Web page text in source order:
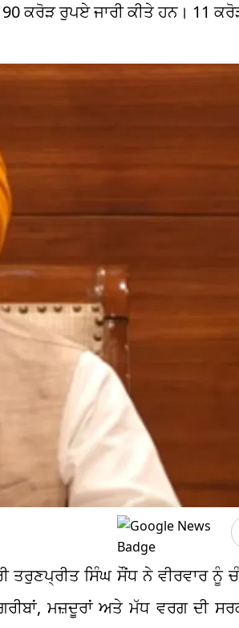
ਕਰੋੜ ਰੁਪਏ ਜਾਰੀ ਕੀਤੇ ਹਨ। 11
ਤਰੁਣਪ੍ਰੀਤ ਸਿੰਘ ਸੌਂਧ ਨੇ ਵੀਰਵਾਰ ਨੂੰ
ਮਜ਼ਦੂਰਾਂ ਅਤੇ ਮੱਧ ਵਰਗ ਦੀ